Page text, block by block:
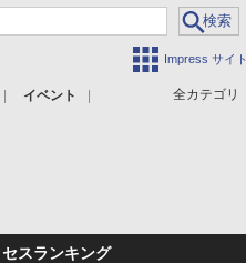
Impress サイト
全カテゴリ
イベント
スランキング